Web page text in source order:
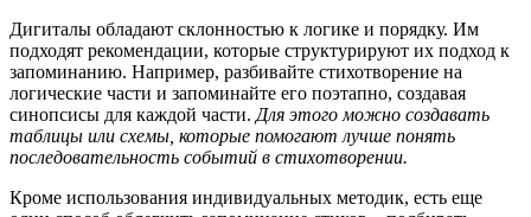
Дигиталы обладают склонностью к логике и порядку. Им
подходят рекомендации, которые структурируют их подход к
запоминанию. Например, разбивайте стихотворение на
логические части и запоминайте его поэтапно, создавая
синопсисы для каждой части. Для этого можно создавать
таблицы или схемы, которые помогают лучше понять
последовательность событий в стихотворении.
Кроме использования индивидуальных методик, есть еще